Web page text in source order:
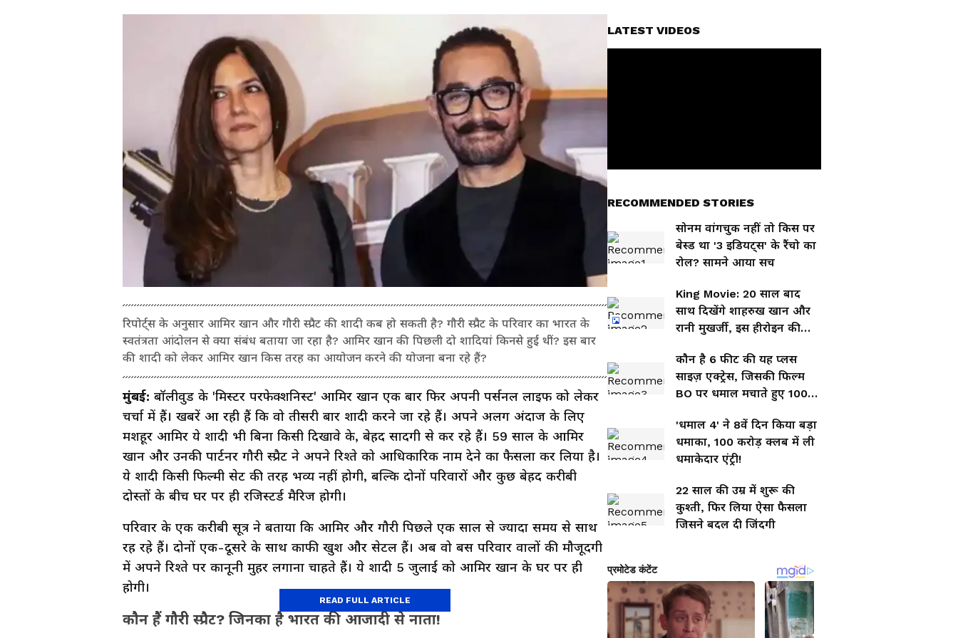
रिपोर्ट्स के अनुसार आमिर खान और गौरी स्प्रैट की शादी कब हो सकती है? गौरी स्प्रैट के परिवार का भारत के
स्वतंत्रता आंदोलन से क्या संबंध बताया जा रहा है? आमिर खान की पिछली दो शादियां किनसे हुई थीं? इस बार
की शादी को लेकर आमिर खान किस तरह का आयोजन करने की योजना बना रहे हैं?
मुंबई: बॉलीवुड के 'मिस्टर परफेक्शनिस्ट' आमिर खान एक बार फिर अपनी पर्सनल लाइफ को लेकर
चर्चा में हैं। खबरें आ रही हैं कि वो तीसरी बार शादी करने जा रहे हैं। अपने अलग अंदाज के लिए
मशहूर आमिर ये शादी भी बिना किसी दिखावे के, बेहद सादगी से कर रहे हैं। 59 साल के आमिर
खान और उनकी पार्टनर गौरी स्प्रैट ने अपने रिश्ते को आधिकारिक नाम देने का फैसला कर लिया है।
ये शादी किसी फिल्मी सेट की तरह भव्य नहीं होगी, बल्कि दोनों परिवारों और कुछ बेहद करीबी
दोस्तों के बीच घर पर ही रजिस्टर्ड मैरिज होगी।
परिवार के एक करीबी सूत्र ने बताया कि आमिर और गौरी पिछले एक साल से ज्यादा समय से साथ
रह रहे हैं। दोनों एक-दूसरे के साथ काफी खुश और सेटल हैं। अब वो बस परिवार वालों की मौजूदगी
में अपने रिश्ते पर कानूनी मुहर लगाना चाहते हैं। ये शादी 5 जुलाई को आमिर खान के घर पर ही
होगी।
कौन हैं गौरी स्प्रैट? जिनका है भारत की आजादी से नाता!
READ FULL ARTICLE
LATEST VIDEOS
RECOMMENDED STORIES
सोनम वांगचुक नहीं तो किस पर
बेस्ड था '3 इडियट्स' के रैंचो का
रोल? सामने आया सच
King Movie: 20 साल बाद
साथ दिखेंगे शाहरुख खान और
रानी मुखर्जी, इस हीरोइन की
कौन है 6 फीट की यह प्लस
साइज़ एक्ट्रेस, जिसकी फिल्म
BO पर धमाल मचाते हुए 100
'धमाल 4' ने 8वें दिन किया बड़ा
धमाका, 100 करोड़ क्लब में ली
धमाकेदार एंट्री!
22 साल की उम्र में शुरू की
कुश्ती, फिर लिया ऐसा फैसला
जिसने बदल दी जिंदगी